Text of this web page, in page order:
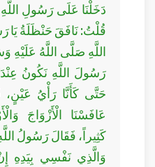
دَخَلْنَا عَلَى رَسُولِ
قُلْتُ: نَافَقَ حَنْظَلَةُ يَا
اللَّهِ صَلَّى اللَّهُ عَلَيْهِ
رَسُولَ اللَّهِ نَكُونُ
حَتَّى كَأَنَّا رَأْيُ
عَافَسْنَا الْأَزْوَاجَ
كَثِيراً، فَقَالَ رَسُولُ
وَالَّذِي نَفْسِي بِيَدِهِ